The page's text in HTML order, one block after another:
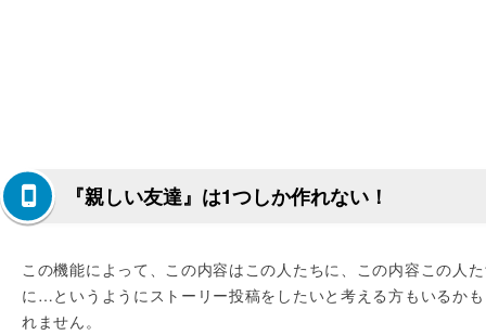
『親しい友達』は1つしか作れない！
この機能によって、この内容はこの人たちに、この内容この人
に…というようにストーリー投稿をしたいと考える方もいるか
れません。